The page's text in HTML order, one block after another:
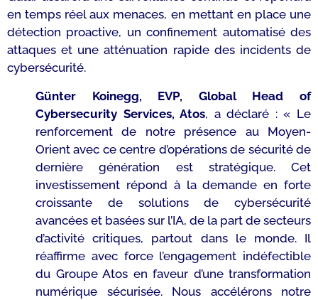
en temps réel aux menaces, en mettant en place une
détection proactive, un confinement automatisé des
attaques et une atténuation rapide des incidents de
cybersécurité.
Günter Koinegg, EVP, Global Head of
Cybersecurity Services, Atos, a déclaré :« Le
renforcement de notre présence au Moyen-
Orient avec ce centre d’opérations de sécurité de
dernière génération est stratégique. Cet
investissement répond à la demande en forte
croissante de solutions de cybersécurité
avancées et basées sur l’IA, de la part de secteurs
d’activité critiques, partout dans le monde. Il
réaffirme avec force l’engagement indéfectible
du Groupe Atos en faveur d’une transformation
numérique sécurisée. Nous accélérons notre